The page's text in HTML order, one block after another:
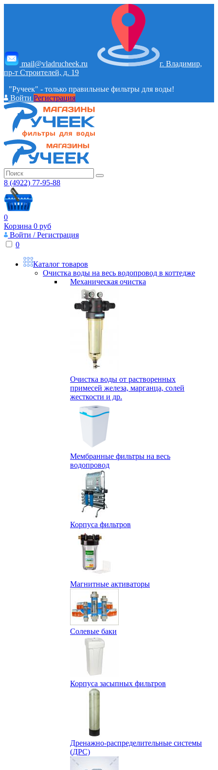
mail@vladrucheek.ru
г. Владимир,
пр-т Строителей, д. 19
"Ручеек" - только правильные фильтры для воды!
ВойтиРегистрация
8 (4922) 77-95-88
0
Корзина 0 руб
Войти / Регистрация
0
Каталог товаров
Очистка воды на весь водопровод в коттедже
Механическая очистка
Очистка воды от растворенных
примесей железа, марганца, солей
жесткости и др.
Мембранные фильтры на весь
водопровод
Корпуса фильтров
Магнитные активаторы
Солевые баки
Корпуса засыпных фильтров
Дренажно-распределительные системы
(ДРС)